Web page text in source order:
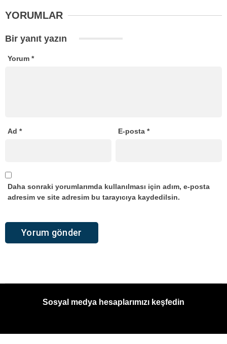
YORUMLAR
Bir yanıt yazın
Yorum *
Ad * E-posta*
Daha sonraki yorumlarımda kullanılması için adım, e-posta
adresim ve site adresim bu tarayıcıya kaydedilsin.
Sosyal medya hesaplarımızı keşfedin